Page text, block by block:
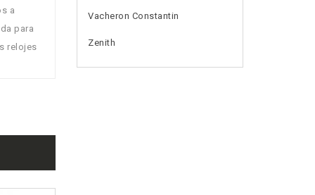
a
para
relojes
Vacheron Constantin
Zenith